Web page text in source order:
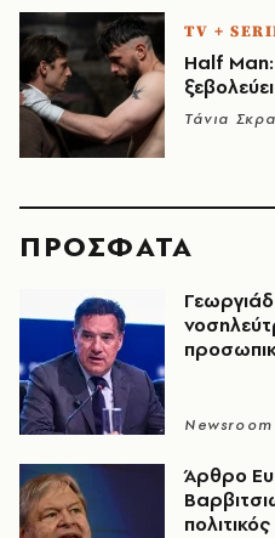
TV +
Half
Τάνια
ΠΡΟΣΦΑΤΑ
Newsroom
Άρθρο